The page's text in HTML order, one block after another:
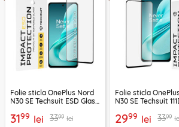
Folie sticla OnePlus Nord
N30 SE Techsuit ESD Glass,
3199 lei 3399 lei
Folie sticla
N30 SE Techsuit
2999 lei 3399